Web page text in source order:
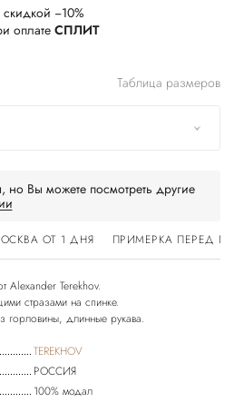
−10%
оплате СПЛИТ
Таблица размеров
но Вы можете посмотреть другие
ОТ 1 ДНЯ ПРИМЕРКА ПЕРЕД
Alexander Terekhov.
стразами на спинке.
горловины, длинные рукава.
TEREKHOV
РОССИЯ
100% модал